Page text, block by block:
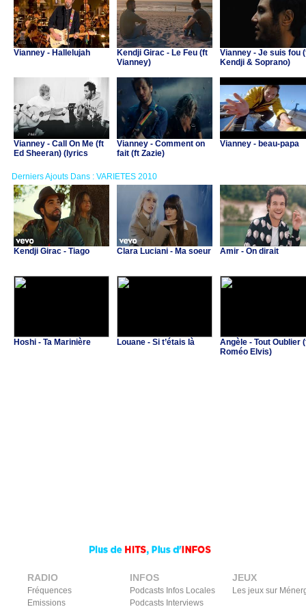
Vianney - Hallelujah
Kendji Girac - Le Feu (ft
Vianney)
Vianney - Je suis fou
Kendji & Soprano)
Vianney - Call On Me (ft
Ed Sheeran) (lyrics
Vianney - Comment on
fait (ft Zazie)
Vianney - beau-papa
Derniers Ajouts Dans : VARIETES 2010
Kendji Girac - Tiago Clara Luciani - Ma soeur Amir - On dirait
Hoshi - Ta Marinière Louane - Si t’étais là
Angèle - Tout Oublier
Roméo Elvis)
RADIO
Fréquences
Emissions
INFOS
Podcasts Infos Locales
Podcasts Interviews
JEUX
Les jeux sur